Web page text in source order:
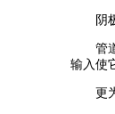
阴极
管道
输入使
更为